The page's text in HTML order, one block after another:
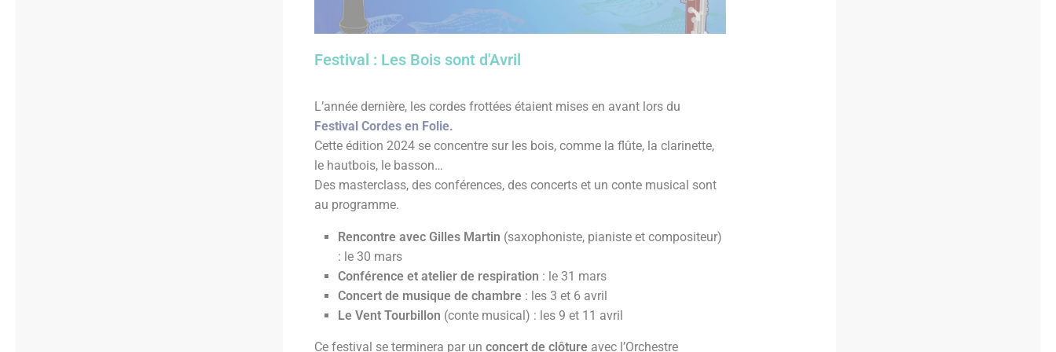
Festival : Les Bois sont d'Avril
L’année dernière, les cordes frottées étaient mises en avant lors du
Festival Cordes en Folie.
Cette édition 2024 se concentre sur les bois, comme la flûte, la clarinette,
le hautbois, le basson…
Des masterclass, des conférences, des concerts et un conte musical sont
au programme.
Rencontre avec Gilles Martin (saxophoniste, pianiste et compositeur)
: le 30 mars
Conférence et atelier de respiration : le 31 mars
Concert de musique de chambre : les 3 et 6 avril
Le Vent Tourbillon (conte musical) : les 9 et 11 avril
Ce festival se terminera par un concert de clôture avec l’Orchestre